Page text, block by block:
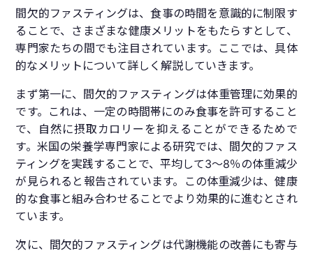
間欠的ファスティングは、食事の時間を意識的に制限す
ることで、さまざまな健康メリットをもたらすとして、
専門家たちの間でも注目されています。ここでは、具体
的なメリットについて詳しく解説していきます。
まず第一に、間欠的ファスティングは体重管理に効果的
です。これは、一定の時間帯にのみ食事を許可すること
で、自然に摂取カロリーを抑えることができるためで
す。米国の栄養学専門家による研究では、間欠的ファス
ティングを実践することで、平均して3〜8％の体重減少
が見られると報告されています。この体重減少は、健康
的な食事と組み合わせることでより効果的に進むとされ
ています。
次に、間欠的ファスティングは代謝機能の改善にも寄与